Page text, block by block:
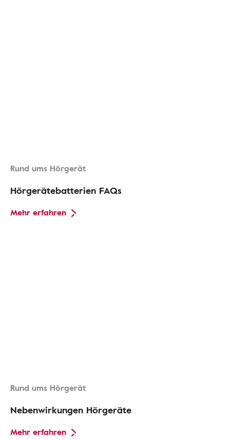
Rund ums Hörgerät
Hörgerätebatterien FAQs
Mehr erfahren
Rund ums Hörgerät
Nebenwirkungen Hörgeräte
Mehr erfahren